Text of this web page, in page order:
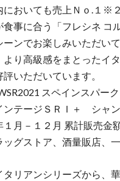
においても売上Ｎｏ.１※
食事に合う「フレシネ コ
ンでお楽しみいただいて
より高級感をまとったイ
いただいています。
スペインスパー
テージＳＲＩ＋ シャン
１月－１２月 累計販売金
ッグストア、酒量販店、
タリアンシリーズから、